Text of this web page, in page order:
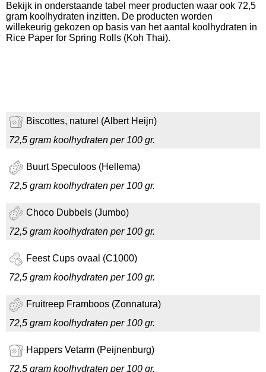
Bekijk in onderstaande tabel meer producten waar ook 72,5
gram koolhydraten inzitten. De producten worden
willekeurig gekozen op basis van het aantal koolhydraten in
Rice Paper for Spring Rolls (Koh Thai).
Biscottes, naturel (Albert Heijn)
72,5 gram koolhydraten per 100 gr.
Buurt Speculoos (Hellema)
72,5 gram koolhydraten per 100 gr.
Choco Dubbels (Jumbo)
72,5 gram koolhydraten per 100 gr.
Feest Cups ovaal (C1000)
72,5 gram koolhydraten per 100 gr.
Fruitreep Framboos (Zonnatura)
72,5 gram koolhydraten per 100 gr.
Happers Vetarm (Peijnenburg)
72,5 gram koolhydraten per 100 gr.